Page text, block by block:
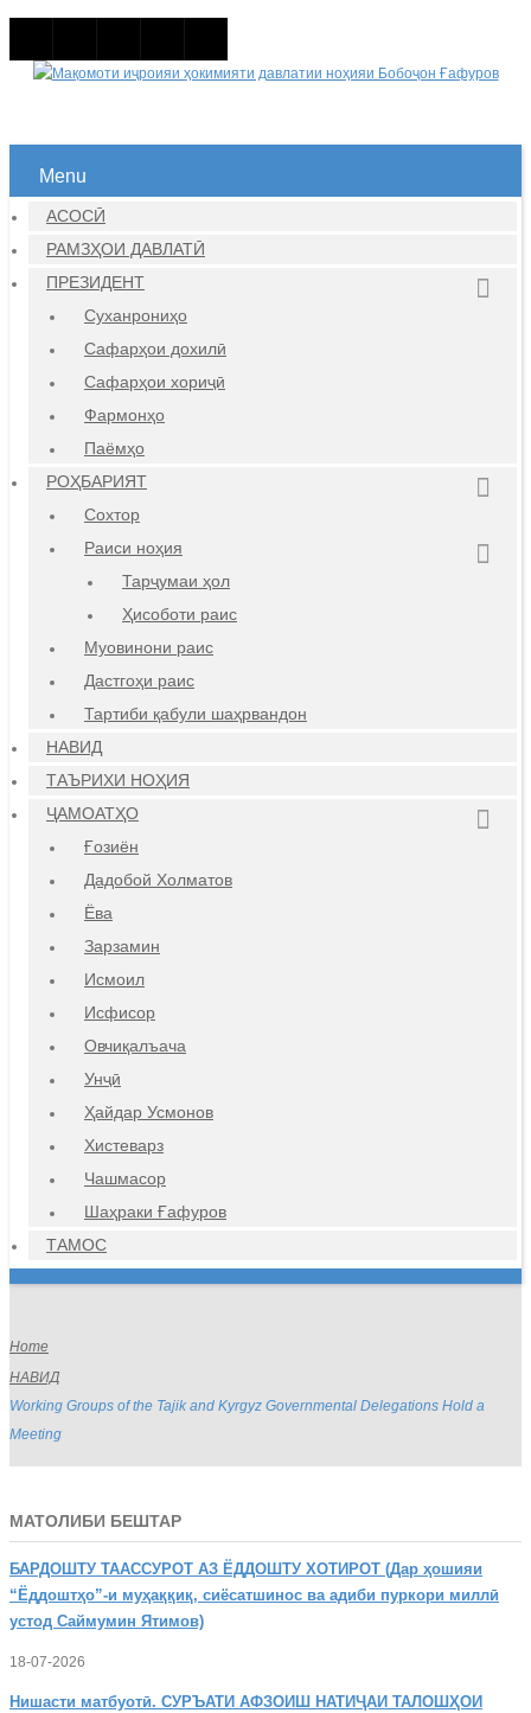
Menu
АСОСӢ
РАМЗҲОИ ДАВЛАТӢ
ПРЕЗИДЕНТ
Суханрониҳо
Сафарҳои дохилӣ
Сафарҳои хориҷӣ
Фармонҳо
Паёмҳо
РОҲБАРИЯТ
Сохтор
Раиси ноҳия
Тарҷумаи ҳол
Ҳисоботи раис
Муовинони раис
Дастгоҳи раис
Тартиби қабули шаҳрвандон
НАВИД
ТАЪРИХИ НОҲИЯ
ҶАМОАТҲО
Ғозиён
Дадобой Холматов
Ёва
Зарзамин
Исмоил
Исфисор
Овчиқалъача
Унҷӣ
Ҳайдар Усмонов
Хистеварз
Чашмасор
Шаҳраки Ғафуров
ТАМОС
Home
НАВИД
Working Groups of the Tajik and Kyrgyz Governmental Delegations Hold a
Meeting
МАТОЛИБИ БЕШТАР
БАРДОШТУ ТААССУРОТ АЗ ЁДДОШТУ ХОТИРОТ (Дар ҳошияи
“Ёддоштҳо”-и муҳаққиқ, сиёсатшинос ва адиби пуркори миллӣ
устод Саймумин Ятимов)
18-07-2026
Нишасти матбуотӣ. СУРЪАТИ АФЗОИШ НАТИҶАИ ТАЛОШҲОИ